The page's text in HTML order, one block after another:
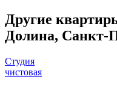
Другие
Долина, Санкт-
Студия
чистовая